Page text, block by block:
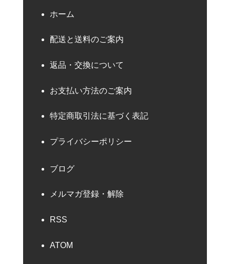
ホーム
配送と送料のご案内
返品・交換について
お支払い方法のご案内
特定商取引法に基づく表記
プライバシーポリシー
ブログ
メルマガ登録・解除
RSS
ATOM